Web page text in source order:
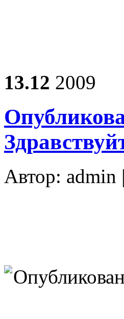
13.12 2009
Автор: admin